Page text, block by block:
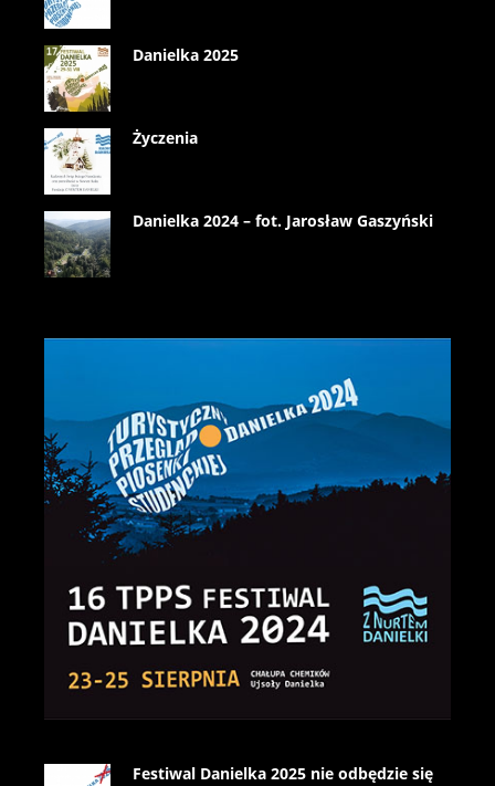
Danielka 2025
Życzenia
Danielka 2024 – fot. Jarosław Gaszyński
Festiwal Danielka 2025 nie odbędzie się